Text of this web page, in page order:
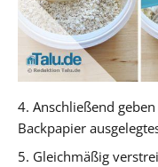
4. Anschließend
Backpapier
5. Gleichmäßig